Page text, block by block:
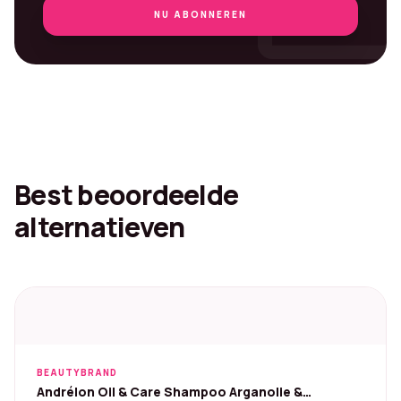
NU ABONNEREN
Best beoordeelde
alternatieven
BEAUTYBRAND
Andrélon Oil & Care Shampoo Arganolie &